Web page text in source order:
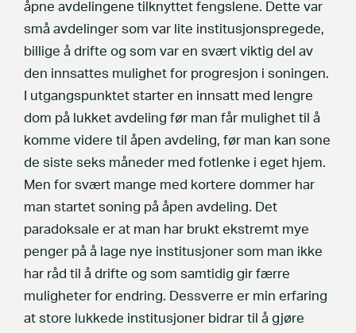
åpne avdelingene tilknyttet fengslene. Dette var
små avdelinger som var lite institusjonspregede,
billige å drifte og som var en svært viktig del av
den innsattes mulighet for progresjon i soningen.
I utgangspunktet starter en innsatt med lengre
dom på lukket avdeling før man får mulighet til å
komme videre til åpen avdeling, før man kan sone
de siste seks måneder med fotlenke i eget hjem.
Men for svært mange med kortere dommer har
man startet soning på åpen avdeling. Det
paradoksale er at man har brukt ekstremt mye
penger på å lage nye institusjoner som man ikke
har råd til å drifte og som samtidig gir færre
muligheter for endring. Dessverre er min erfaring
at store lukkede institusjoner bidrar til å gjøre